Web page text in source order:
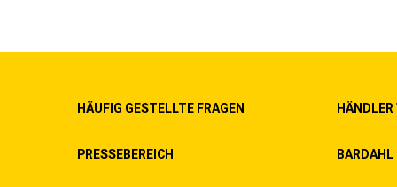
HÄUFIG GESTELLTE FRAGEN
PRESSEBEREICH
HÄNDLER